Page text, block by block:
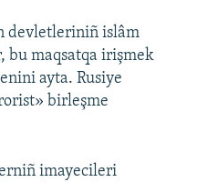
devletleriniñ islâm
bu maqsatqa irişmek
ayta. Rusiye
birleşme
imayecileri